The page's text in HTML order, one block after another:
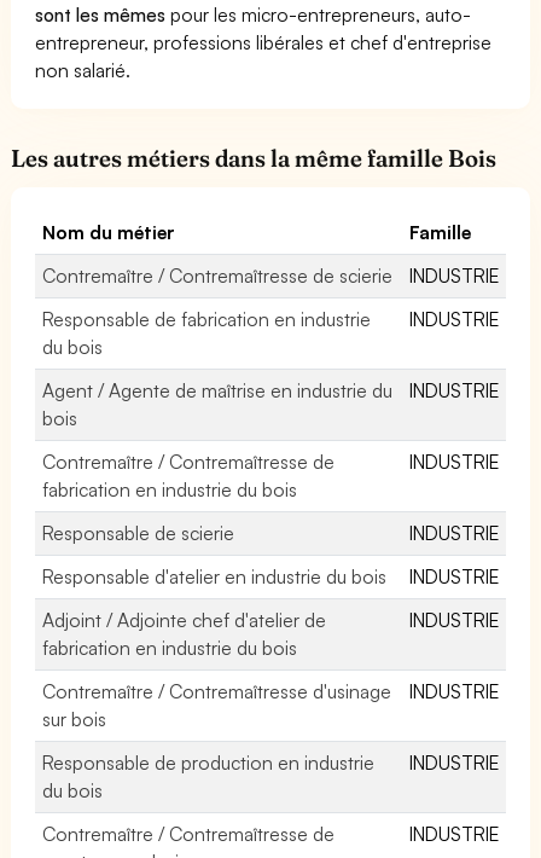
sont les mêmes pour les micro-entrepreneurs, auto-
entrepreneur, professions libérales et chef d'entreprise
non salarié.
Les autres métiers dans la même famille Bois
Nom du métier
Famille
Contremaître / Contremaîtresse de scierie
INDUSTRIE
Responsable de fabrication en industrie
du bois
INDUSTRIE
Agent / Agente de maîtrise en industrie du
bois
INDUSTRIE
Contremaître / Contremaîtresse de
fabrication en industrie du bois
INDUSTRIE
Responsable de scierie
INDUSTRIE
Responsable d'atelier en industrie du bois
INDUSTRIE
Adjoint / Adjointe chef d'atelier de
fabrication en industrie du bois
INDUSTRIE
Contremaître / Contremaîtresse d'usinage
sur bois
INDUSTRIE
Responsable de production en industrie
du bois
INDUSTRIE
Contremaître / Contremaîtresse de
INDUSTRIE